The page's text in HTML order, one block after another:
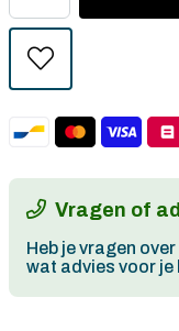
Vragen of
Heb je vragen
wat advies voor je